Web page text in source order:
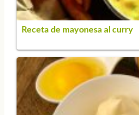
Receta de mayonesa al curry